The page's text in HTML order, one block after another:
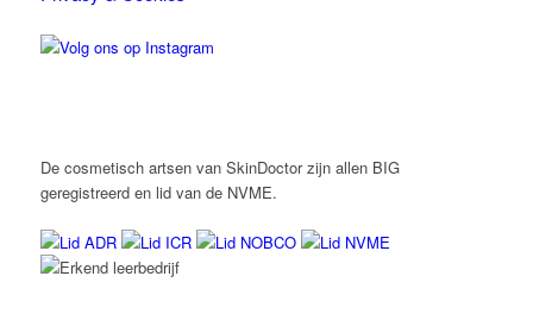
De cosmetisch artsen van SkinDoctor zijn allen BIG
geregistreerd en lid van de NVME.